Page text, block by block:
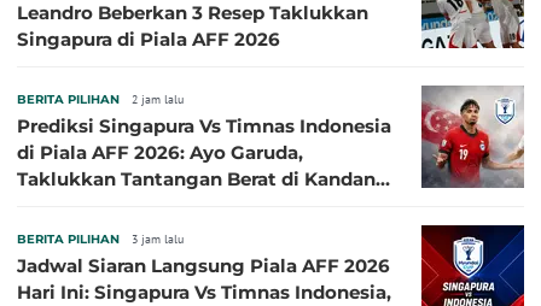
Leandro Beberkan 3 Resep Taklukkan
Singapura di Piala AFF 2026
BERITA PILIHAN 2 jam lalu
Prediksi Singapura Vs Timnas Indonesia
di Piala AFF 2026: Ayo Garuda,
Taklukkan Tantangan Berat di Kandang
BERITA PILIHAN 3 jam lalu
Jadwal Siaran Langsung Piala AFF 2026
Hari Ini: Singapura Vs Timnas Indonesia,